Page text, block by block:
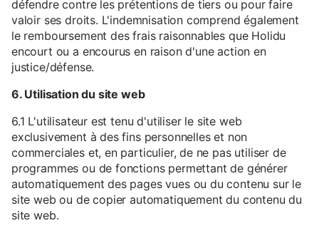
défendre contre les prétentions de tiers ou pour faire
valoir ses droits. L'indemnisation comprend également
le remboursement des frais raisonnables que Holidu
encourt ou a encourus en raison d'une action en
justice/défense.
6. Utilisation du site web
6.1 L'utilisateur est tenu d'utiliser le site web
exclusivement à des fins personnelles et non
commerciales et, en particulier, de ne pas utiliser de
programmes ou de fonctions permettant de générer
automatiquement des pages vues ou du contenu sur le
site web ou de copier automatiquement du contenu du
site web.